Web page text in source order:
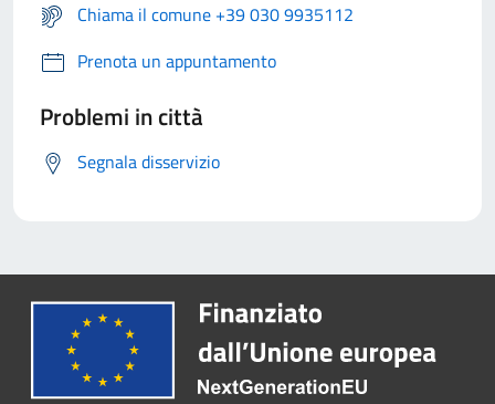
Chiama il comune +39 030 9935112
Prenota un appuntamento
Problemi in città
Segnala disservizio